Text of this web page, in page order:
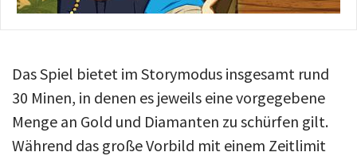
Das Spiel bietet im Storymodus insgesamt rund
30 Minen, in denen es jeweils eine vorgegebene
Menge an Gold und Diamanten zu schürfen gilt.
Während das große Vorbild mit einem Zeitlimit